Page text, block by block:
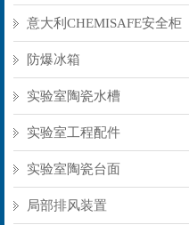
意大利CHEMISAFE安全柜
防爆冰箱
实验室陶瓷水槽
实验室工程配件
实验室陶瓷台面
局部排风装置